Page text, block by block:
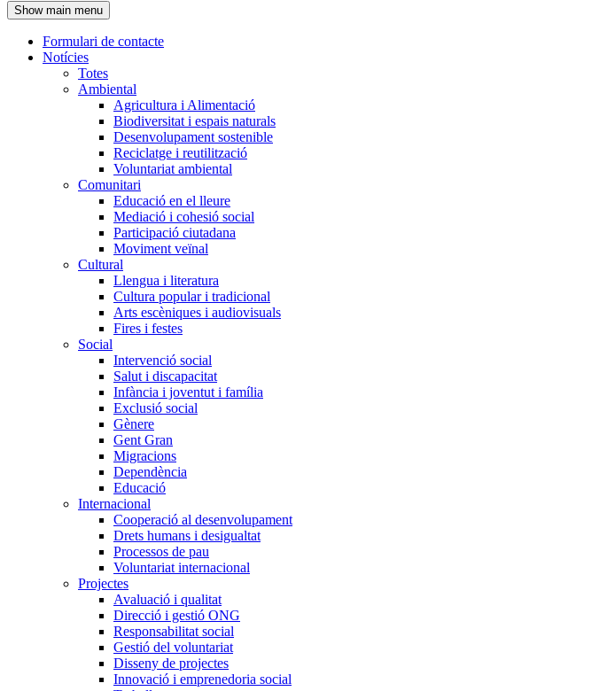
l'encapçalament
Show main menu
Navegació
principal
Formulari de contacte
Notícies
Totes
Ambiental
Agricultura i Alimentació
Biodiversitat i espais naturals
Desenvolupament sostenible
Reciclatge i reutilització
Voluntariat ambiental
Comunitari
Educació en el lleure
Mediació i cohesió social
Participació ciutadana
Moviment veïnal
Cultural
Llengua i literatura
Cultura popular i tradicional
Arts escèniques i audiovisuals
Fires i festes
Social
Intervenció social
Salut i discapacitat
Infància i joventut i família
Exclusió social
Gènere
Gent Gran
Migracions
Dependència
Educació
Internacional
Cooperació al desenvolupament
Drets humans i desigualtat
Processos de pau
Voluntariat internacional
Projectes
Avaluació i qualitat
Direcció i gestió ONG
Responsabilitat social
Gestió del voluntariat
Disseny de projectes
Innovació i emprenedoria social